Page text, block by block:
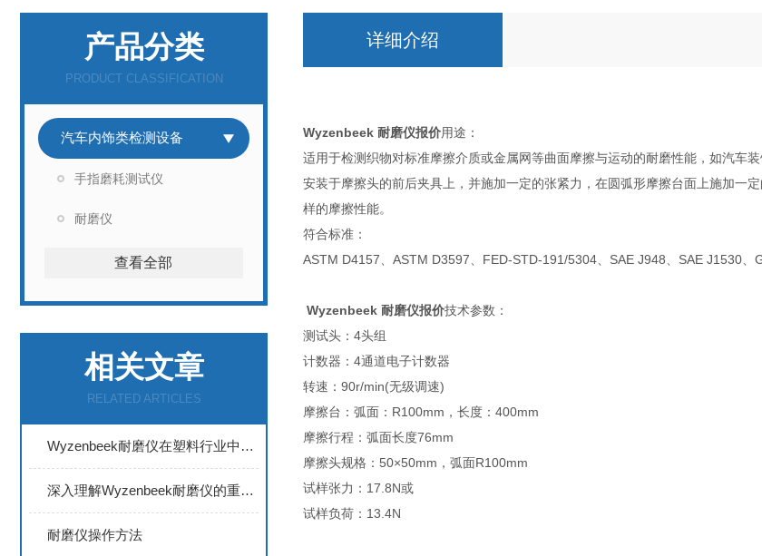
产品分类
PRODUCT CLASSIFICATION
汽车内饰类检测设备
手指磨耗测试仪
耐磨仪
查看全部
相关文章
RELATED ARTICLES
Wyzenbeek耐磨仪在塑料行业中的重要性
深入理解Wyzenbeek耐磨仪的重要性和应用
耐磨仪操作方法
详细介绍
Wyzenbeek 耐磨仪报价用途：
适用于检测织物对标准摩擦介质或金属网等曲面摩擦与运动的耐磨性能，如汽车
安装于摩擦头的前后夹具上，并施加一定的张紧力，在圆弧形摩擦台面上施加一
样的摩擦性能。
符合标准：
ASTM D4157、ASTM D3597、FED-STD-191/5304、SAE J948、SAE J1530
Wyzenbeek 耐磨仪报价技术参数：
测试头：4头组
计数器：4通道电子计数器
转速：90r/min(无级调速)
摩擦台：弧面：R100mm，长度：400mm
摩擦行程：弧面长度76mm
摩擦头规格：50×50mm，弧面R100mm
试样张力：17.8N或
试样负荷：13.4N